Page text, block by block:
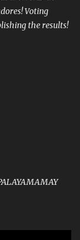
Voting
the results!